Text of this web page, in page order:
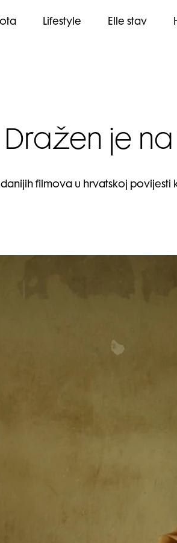
Lifestyle Elle stav
Dražen je
filmova u hrvatskoj